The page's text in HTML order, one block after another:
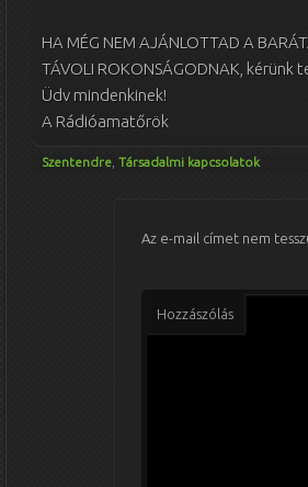
HA MÉG NEM AJÁNLOTTAD A
TÁVOLI ROKONSÁGODNAK,
Üdv mindenkinek!
A Rádióamatőrök
Szentendre Társadalmi kapcsolatok
Az e-mail címet nem
Hozzászólás